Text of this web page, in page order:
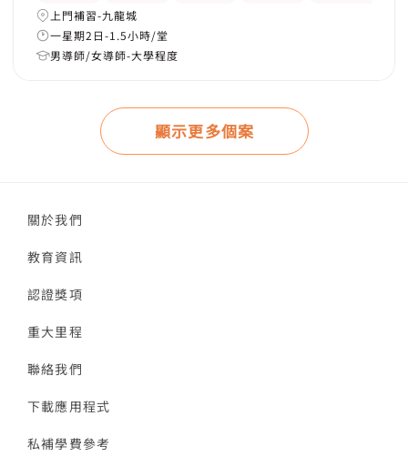
上門補習-九龍城
一星期2日-1.5小時/堂
男導師/女導師-大學程度
顯示更多個案
關於我們
教育資訊
認證獎項
重大里程
聯絡我們
下載應用程式
私補學費參考